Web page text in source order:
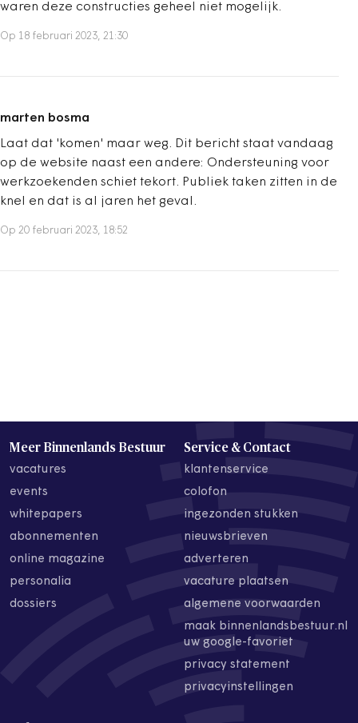
waren deze constructies geheel niet mogelijk.
Op 18 februari 2023, 21:30
marten bosma
Laat dat 'komen' maar weg. Dit bericht staat vandaag
op de website naast een andere: Ondersteuning voor
werkzoekenden schiet tekort. Publiek taken zitten in de
knel en dat is al jaren het geval.
Op 20 februari 2023, 18:52
Meer Binnenlands Bestuur
vacatures
events
whitepapers
abonnementen
online magazine
personalia
dossiers
Service & Contact
klantenservice
colofon
ingezonden stukken
nieuwsbrieven
adverteren
vacature plaatsen
algemene voorwaarden
maak binnenlandsbestuur.nl
uw google-favoriet
privacy statement
privacyinstellingen